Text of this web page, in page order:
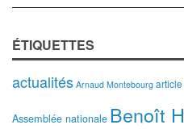
ÉTIQUETTES
actualités Arnaud Montebourg
Assemblée nationale Benoît